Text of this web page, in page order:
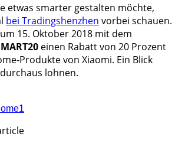
etwas smarter gestalten möchte,
bei Tradingshenzhen vorbei schauen.
15. Oktober 2018 mit dem
einen Rabatt von 20 Prozent
Produkte von Xiaomi. Ein Blick
lohnen.
1